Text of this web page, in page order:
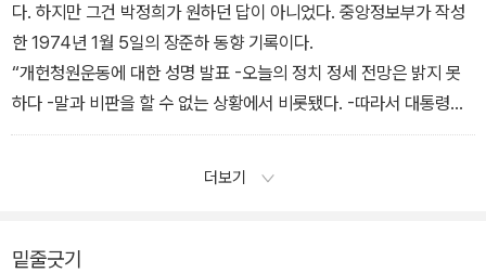
다. 하지만 그건 박정희가 원하던 답이 아니었다. 중앙정보부가 작성
한 1974년 1월 5일의 장준하 동향 기록이다.
“개헌청원운동에 대한 성명 발표 -오늘의 정치 정세 전망은 밝지 못
하다 -말과 비판을 할 수 없는 상황에서 비롯됐다. -따라서 대통령에
게 이를 청원하려는 것이고 -당국은 이를 막지 말라.”
- 3장 장준하, 박정희를 넘어서다
더보기
밑줄긋기